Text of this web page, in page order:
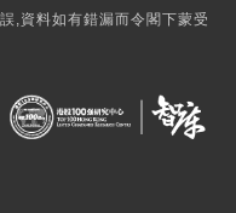
,資料如有錯漏而令閣下蒙受